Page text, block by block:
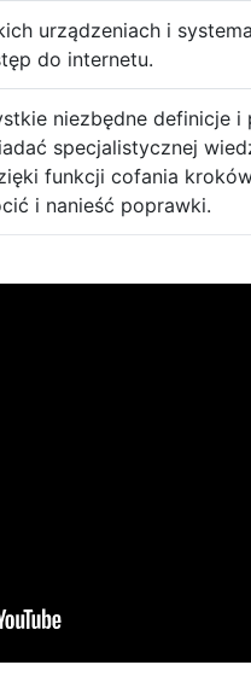
urządzeniach i
do internetu.
niezbędne definicje i
specjalistycznej
funkcji cofania
i nanieść poprawki.